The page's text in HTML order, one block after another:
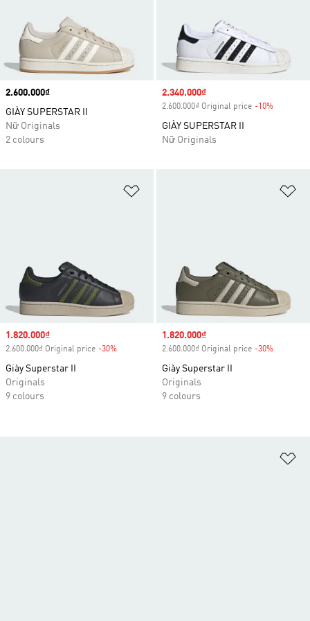
Price
2.600.000₫
GIÀY SUPERSTAR II
Nữ Originals
2 colours
Sale price
2.340.000₫
2.600.000₫ Original price -10%
GIÀY SUPERSTAR II
Nữ Originals
Sale price
1.820.000₫
2.600.000₫ Original price -30%
Giày Superstar II
Originals
9 colours
Sale price
1.820.000₫
2.600.000₫ Original price -30%
Giày Superstar II
Originals
9 colours